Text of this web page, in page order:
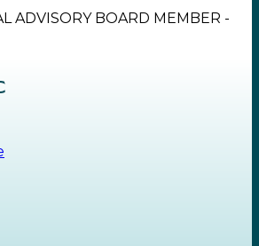
ADVISORY BOARD MEMBER -